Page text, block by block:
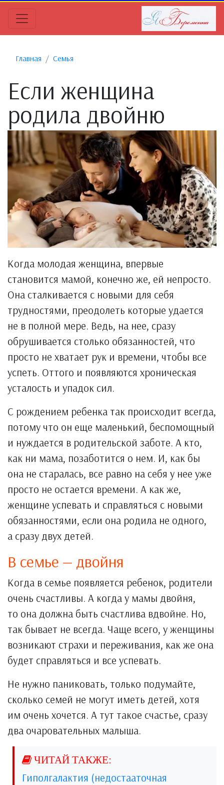
Главная Семья
Если женщина
родила двойню
Когда молодая женщина, впервые
становится мамой, конечно же, ей непросто.
Она сталкивается с новыми для себя
трудностями, преодолеть которые удается
не в полной мере. Ведь, на нее, сразу
обрушивается столько обязанностей, что
просто не хватает рук и времени, чтобы все
успеть. Оттого и появляются хроническая
усталость и упадок сил.
С рождением ребенка так происходит всегда,
потому что он еще маленький, беспомощный
и нуждается в родительской заботе. А кто,
как ни мама, позаботится о нем. И, как бы
она не старалась, все равно на себя у нее уже
просто не остается времени. А как же,
женщине успевать и справляться с новыми
обязанностями, если она родила не одного,
а сразу двух детей.
В семье — двойня
Когда в семье появляется ребенок, родители
очень счастливы. А когда у мамы двойня,
то она должна быть счастлива вдвойне. Но,
так бывает не всегда. Чаще всего, у женщины
возникают страхи и переживания, как же она
будет справляться и все успевать.
Не нужно паниковать, только подумайте,
сколько семей не могут иметь детей, хотя
им очень хочется. А тут такое счастье, сразу
два очаровательных малыша.
Гиполгалактия (недостааточная